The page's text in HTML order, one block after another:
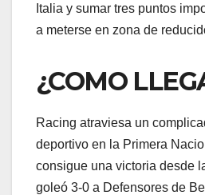
Italia y sumar tres puntos
a meterse en zona de
¿COMO
Racing atraviesa un
deportivo en la Primera
consigue una victoria desde
goleó 3-0 a Defensores de